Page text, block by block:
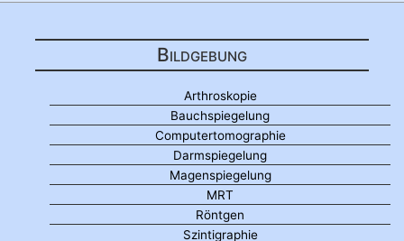
Bildgebung
Arthroskopie
Bauchspiegelung
Computertomographie
Darmspiegelung
Magenspiegelung
MRT
Röntgen
Szintigraphie